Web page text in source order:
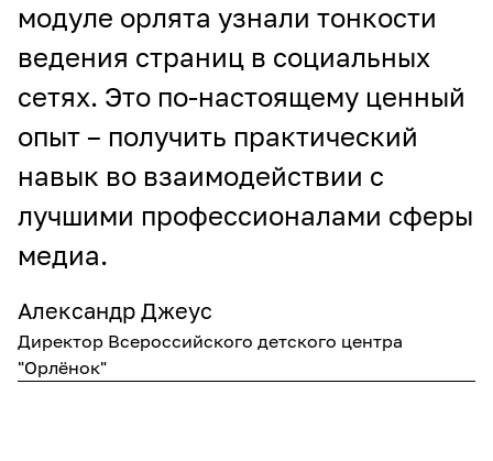
модуле орлята узнали тонкости
ведения страниц в социальных
сетях. Это по-настоящему ценный
опыт – получить практический
навык во взаимодействии с
лучшими профессионалами сферы
медиа.
Александр Джеус
Директор Всероссийского детского центра
"Орлёнок"